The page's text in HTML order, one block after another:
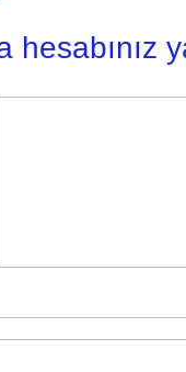
hesabınız